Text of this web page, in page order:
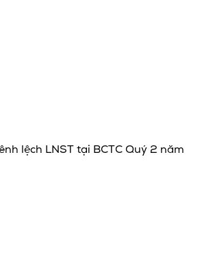
lệch LNST tại BCTC Quý 2 năm